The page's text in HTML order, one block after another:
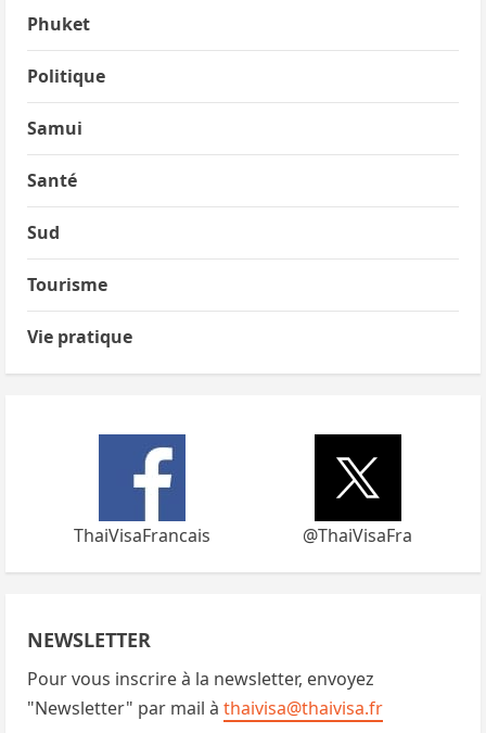
Phuket
Politique
Samui
Santé
Sud
Tourisme
Vie pratique
ThaiVisaFrancais @ThaiVisaFra
NEWSLETTER
Pour vous inscrire à la newsletter, envoyez
"Newsletter" par mail à thaivisa@thaivisa.fr